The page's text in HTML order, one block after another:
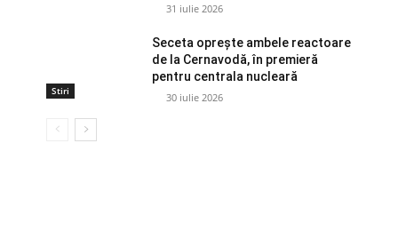
31 iulie 2026
Stiri
Seceta oprește ambele reactoare
de la Cernavodă, în premieră
pentru centrala nucleară
30 iulie 2026